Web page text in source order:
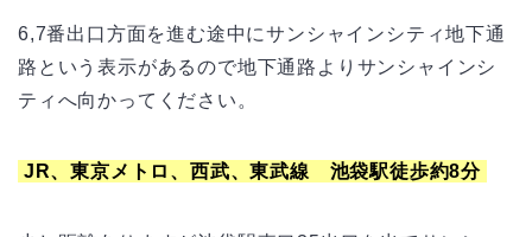
6,7番出口方面を進む途中にサンシャインシティ地下通
路という表示があるので地下通路よりサンシャインシ
ティへ向かってください。
JR、東京メトロ、西武、東武線 池袋駅徒歩約8分